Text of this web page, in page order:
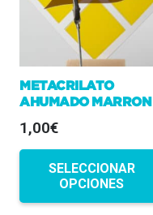
METACRILATO
AHUMADO MARRON
1,00€
SELECCIONAR
OPCIONES